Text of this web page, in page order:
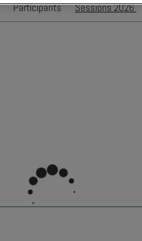
Participants
Sessions 2026